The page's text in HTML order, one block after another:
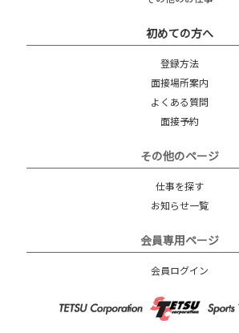
初めての方へ
登録方法
面接場所案内
よくある質問
面接予約
その他のページ
仕事を探す
お知らせ一覧
会員専用ページ
会員ログイン